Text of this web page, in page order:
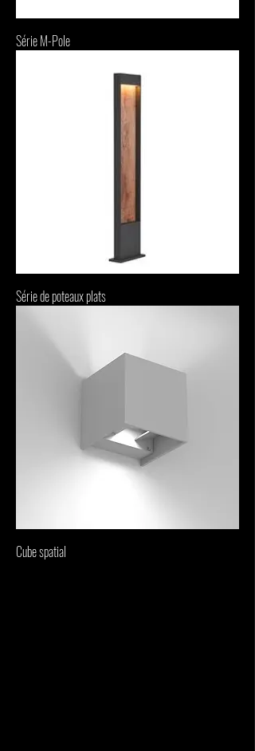
Série M-Pole
Série de poteaux plats
Cube spatial